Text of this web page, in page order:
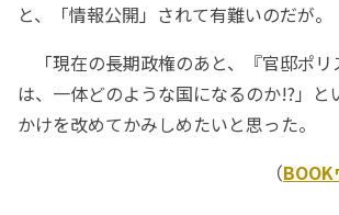
と、「情報公開」されて有難いのだが。
「現在の長期政権のあと、『官邸ポリ
は、一体どのような国になるのか!?」と
かけを改めてかみしめたいと思った。
（